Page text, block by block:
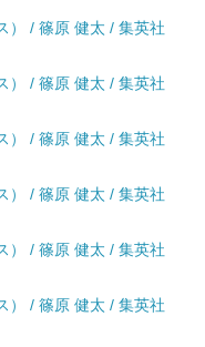
） / 篠原 健太 / 集英社
） / 篠原 健太 / 集英社
） / 篠原 健太 / 集英社
） / 篠原 健太 / 集英社
） / 篠原 健太 / 集英社
） / 篠原 健太 / 集英社